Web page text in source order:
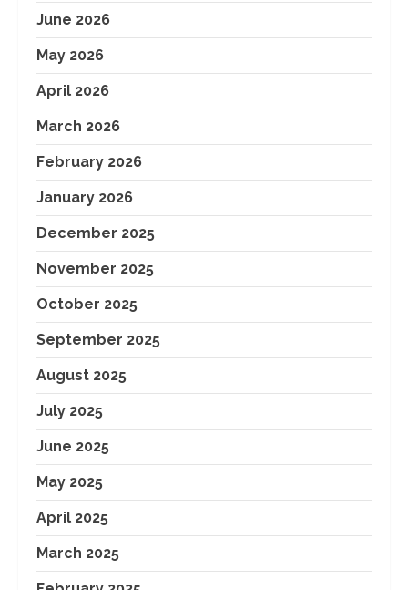
June 2026
May 2026
April 2026
March 2026
February 2026
January 2026
December 2025
November 2025
October 2025
September 2025
August 2025
July 2025
June 2025
May 2025
April 2025
March 2025